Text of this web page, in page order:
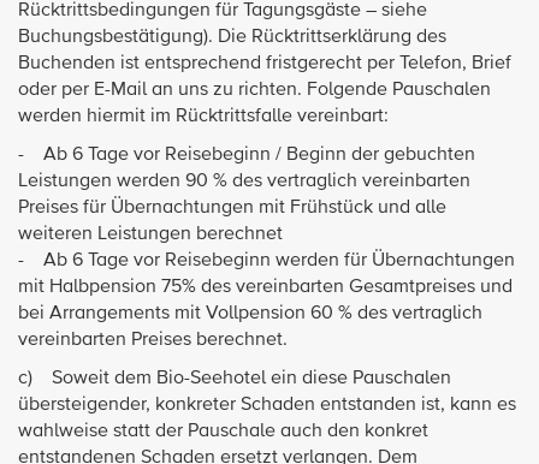
Rücktrittsbedingungen für Tagungsgäste – siehe
Buchungsbestätigung). Die Rücktrittserklärung des
Buchenden ist entsprechend fristgerecht per Telefon, Brief
oder per E-Mail an uns zu richten. Folgende Pauschalen
werden hiermit im Rücktrittsfalle vereinbart:
- Ab 6 Tage vor Reisebeginn / Beginn der gebuchten
Leistungen werden 90 % des vertraglich vereinbarten
Preises für Übernachtungen mit Frühstück und alle
weiteren Leistungen berechnet
- Ab 6 Tage vor Reisebeginn werden für Übernachtungen
mit Halbpension 75% des vereinbarten Gesamtpreises und
bei Arrangements mit Vollpension 60 % des vertraglich
vereinbarten Preises berechnet.
c) Soweit dem Bio-Seehotel ein diese Pauschalen
übersteigender, konkreter Schaden entstanden ist, kann es
wahlweise statt der Pauschale auch den konkret
entstandenen Schaden ersetzt verlangen. Dem